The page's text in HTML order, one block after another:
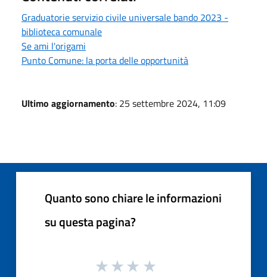
Graduatorie servizio civile universale bando 2023 -
biblioteca comunale
Se ami l'origami
Punto Comune: la porta delle opportunità
Ultimo aggiornamento: 25 settembre 2024, 11:09
Quanto sono chiare le informazioni
su questa pagina?